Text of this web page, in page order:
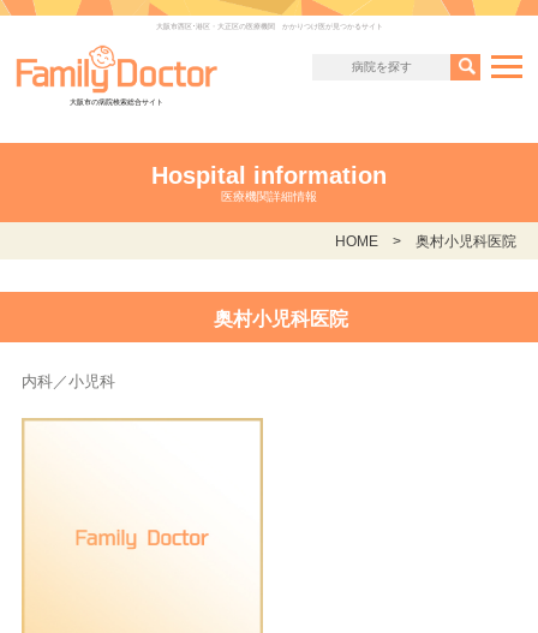
大阪市西区･港区・大正区の医療機関 かかりつけ医が見つかるサイト
大阪市の病院検索総合サイト
Hospital information
医療機関詳細情報
HOME 奥村小児科医院
奥村小児科医院
内科／小児科